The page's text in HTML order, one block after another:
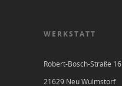
WERKSTATT
Robert-Bosch-Straße 16
21629 Neu Wulmstorf